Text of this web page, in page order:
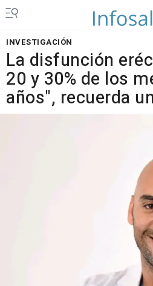
INVESTIGACIÓN
La disfunción
20 y 30% de los
años", recuerda